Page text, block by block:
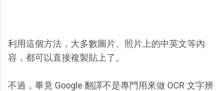
利用這個方法，大多數圖片、照片上的中英文等內
容，都可以直接複製貼上了。
不過，畢竟 Google 翻譯不是專門用來做 OCR 文字辨